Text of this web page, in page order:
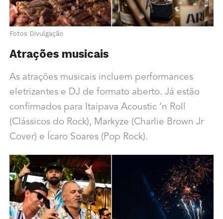
Fotos Divulgação
Atrações musicais
As atrações musicais incluem performances
eletrizantes e DJ de formato aberto. Já estão
confirmados para Itaipava Acoustic ‘n Roll
(Clássicos do Rock), Markyze (Charlie Brown Jr
Cover) e Ícaro Soares (Pop Rock).